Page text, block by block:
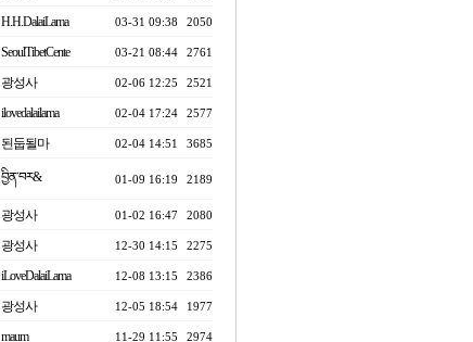
H.H.DalaiLama 03-31 09:38 2050
SeoulTibetCente 03-21 08:44 2761
광성사 02-06 12:25 2521
ilovedalailama 02-04 17:24 2577
된둡될마 02-04 14:51 3685
བྱིན་བར& 01-09 16:19 2189
광성사 01-02 16:47 2080
광성사 12-30 14:15 2275
iLoveDalaiLama 12-08 13:15 2386
광성사 12-05 18:54 1977
maum 11-29 11:55 2974